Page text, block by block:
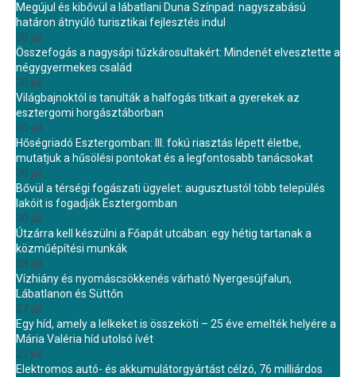
Megújul és kibővül a lábatlani Duna Színpad: nagyszabású
határon átnyúló turisztikai fejlesztés indul
30 júl.
Összefogás a nagysápi tűzkárosultakért: Mindenét elvesztette a
négygyermekes család
30 júl.
Világbajnoktól is tanulták a halfogás titkait a gyerekek az
esztergomi horgásztáborban
30 júl.
Hőségriadó Esztergomban: III. fokú riasztás lépett életbe,
mutatjuk a hűsölési pontokat és a legfontosabb tanácsokat
30 júl.
Bővül a térségi fogászati ügyelet: augusztustól több település
lakóit is fogadják Esztergomban
30 júl.
Útzárra kell készülni a Főapát utcában: egy hétig tartanak a
közműépítési munkák
28 júl.
Vízhiány és nyomáscsökkenés várható Nyergesújfalun,
Lábatlanon és Süttőn
27 júl.
Egy híd, amely a lelkeket is összeköti – 25 éve emelték helyére a
Mária Valéria híd utolsó ívét
27 júl.
Elektromos autó- és akkumulátorgyártást célzó, 76 milliárdos